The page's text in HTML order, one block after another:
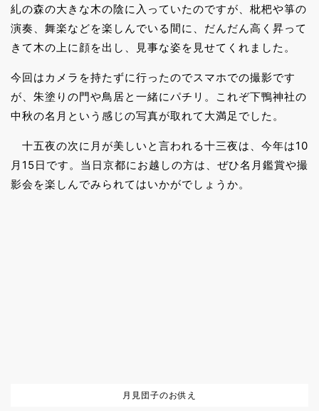
糺の森の大きな木の陰に入っていたのですが、枇杷や箏の
演奏、舞楽などを楽しんでいる間に、だんだん高く昇って
きて木の上に顔を出し、見事な姿を見せてくれました。
今回はカメラを持たずに行ったのでスマホでの撮影です
が、朱塗りの門や鳥居と一緒にパチリ。これぞ下鴨神社の
中秋の名月という感じの写真が取れて大満足でした。
十五夜の次に月が美しいと言われる十三夜は、今年は10
月15日です。当日京都にお越しの方は、ぜひ名月鑑賞や撮
影会を楽しんでみられてはいかがでしょうか。
月見団子のお供え